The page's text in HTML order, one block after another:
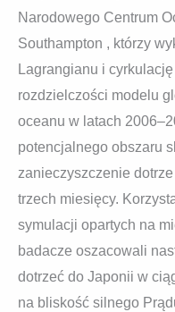
Narodowego Centrum
Southampton , którzy
Lagrangianu i
rozdzielczości modelu
oceanu w latach
potencjalnego obszaru
zanieczyszczenie
trzech miesięcy.
symulacji opartych na
badacze oszacowali
dotrzeć do Japonii w
na bliskość silnego